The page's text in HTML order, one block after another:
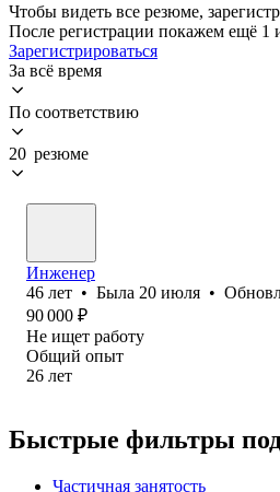
Чтобы видеть все резюме,
После регистрации покажем ещё 1
Зарегистрироваться
За всё время
По соответствию
20 резюме
Инженер
46 лет • Была 20 июля •
90 000 ₽
Не ищет работу
Общий опыт
26 лет
Быстрые фильтры
Частичная занятость